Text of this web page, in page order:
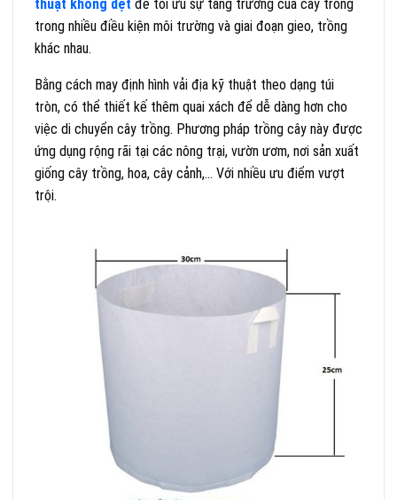
thuật không dệt để tối ưu sự tăng trưởng của cây trồng
trong nhiều điều kiện môi trường và giai đoạn gieo, trồng
khác nhau.
Bằng cách may định hình vải địa kỹ thuật theo dạng túi
tròn, có thể thiết kế thêm quai xách để dễ dàng hơn cho
việc di chuyển cây trồng. Phương pháp trồng cây này được
ứng dụng rộng rãi tại các nông trại, vườn ươm, nơi sản xuất
giống cây trồng, hoa, cây cảnh,… Với nhiều ưu điểm vượt
trội.